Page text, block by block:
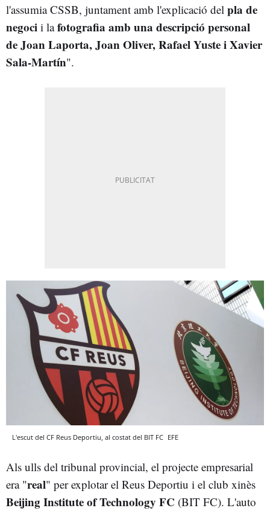
l'assumia CSSB, juntament amb l'explicació del pla de
negoci i lafotografia amb una descripció personal
de Joan Laporta, Joan Oliver, Rafael Yuste i Xavier
Sala-Martín".
L'escut del CF Reus Deportiu, al costat del BIT FC EFE
Als ulls del tribunal provincial, el projecte empresarial
era "real" per explotar el Reus Deportiu i el club xinès
Beijing Institute of Technology FC (BIT FC). L'auto